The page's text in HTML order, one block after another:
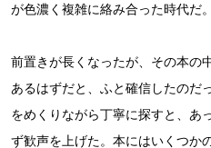
が色濃く複雑に絡み合った時代だ。
前置きが長くなったが、その本の
あるはずだと、ふと確信したのだ
をめくりながら丁寧に探すと、あ
ず歓声を上げた。本にはいくつか